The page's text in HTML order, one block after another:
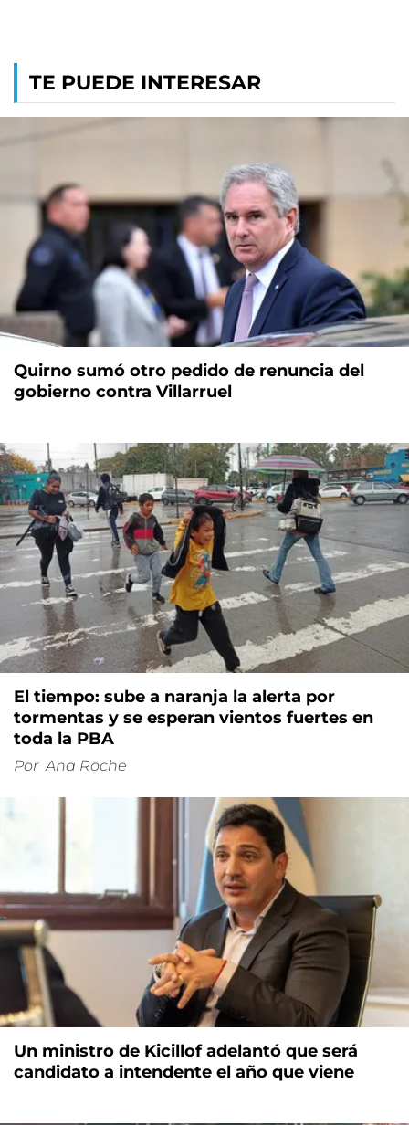
TE PUEDE INTERESAR
Quirno sumó otro pedido de renuncia del
gobierno contra Villarruel
El tiempo: sube a naranja la alerta por
tormentas y se esperan vientos fuertes en
toda la PBA
Por Ana Roche
Un ministro de Kicillof adelantó que será
candidato a intendente el año que viene